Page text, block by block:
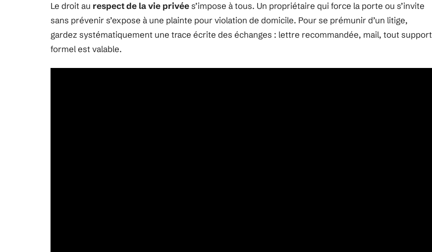
Le droit au respect de la vie privées’impose à tous. Un propriétaire qui force la porte ou s’invite
sans prévenir s’expose à une plainte pour violation de domicile. Pour se prémunir d’un litige,
gardez systématiquement une trace écrite des échanges : lettre recommandée, mail, tout support
formel est valable.